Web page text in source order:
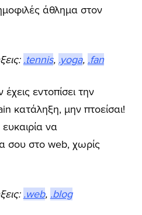
άθλημα στον
.tennis, .yoga, .fan
εντοπίσει την
κατάληξη, μην πτοείσαι!
να
σου στο web, χωρίς
.web, .blog